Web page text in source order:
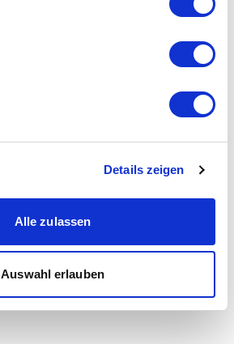
Details zeigen
Alle zulassen
Auswahl erlauben